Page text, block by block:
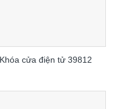
Khóa cửa điện tử 39812